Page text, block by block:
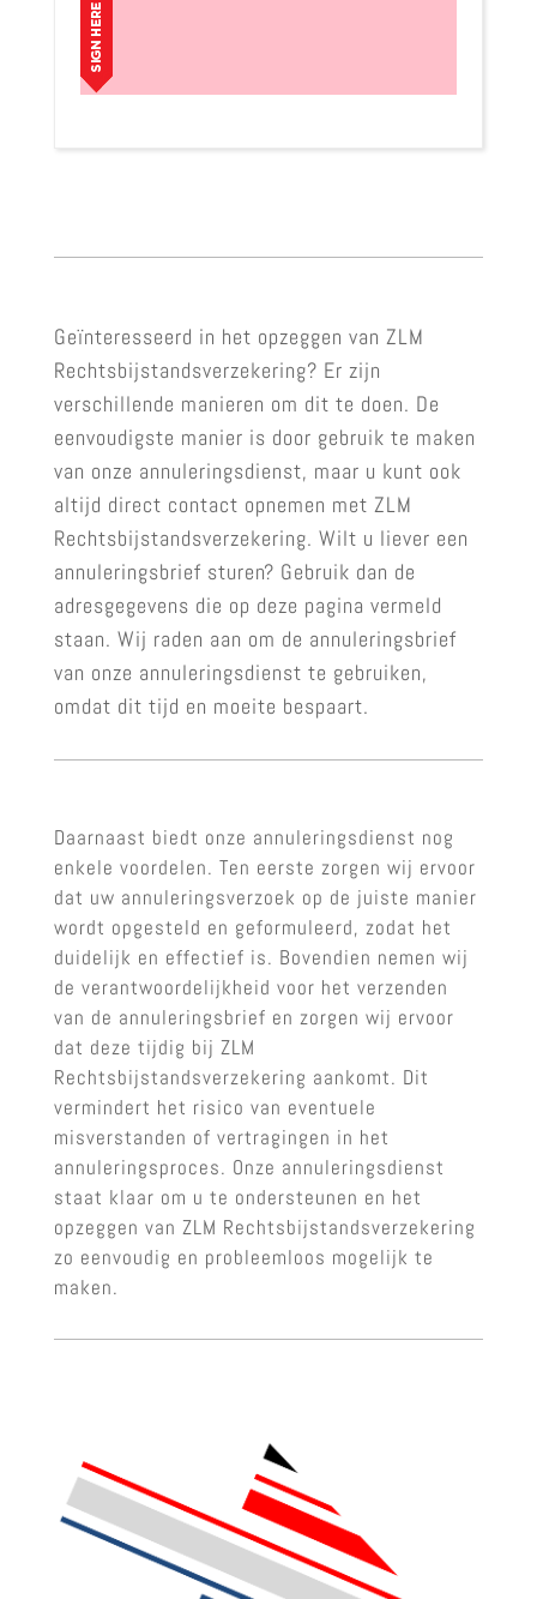
Geïnteresseerd in het opzeggen van ZLM
Rechtsbijstandsverzekering? Er zijn
verschillende manieren om dit te doen. De
eenvoudigste manier is door gebruik te maken
van onze annuleringsdienst, maar u kunt ook
altijd direct contact opnemen met ZLM
Rechtsbijstandsverzekering. Wilt u liever een
annuleringsbrief sturen? Gebruik dan de
adresgegevens die op deze pagina vermeld
staan. Wij raden aan om de annuleringsbrief
van onze annuleringsdienst te gebruiken,
omdat dit tijd en moeite bespaart.
Daarnaast biedt onze annuleringsdienst nog
enkele voordelen. Ten eerste zorgen wij ervoor
dat uw annuleringsverzoek op de juiste manier
wordt opgesteld en geformuleerd, zodat het
duidelijk en effectief is. Bovendien nemen wij
de verantwoordelijkheid voor het verzenden
van de annuleringsbrief en zorgen wij ervoor
dat deze tijdig bij ZLM
Rechtsbijstandsverzekering aankomt. Dit
vermindert het risico van eventuele
misverstanden of vertragingen in het
annuleringsproces. Onze annuleringsdienst
staat klaar om u te ondersteunen en het
opzeggen van ZLM Rechtsbijstandsverzekering
zo eenvoudig en probleemloos mogelijk te
maken.